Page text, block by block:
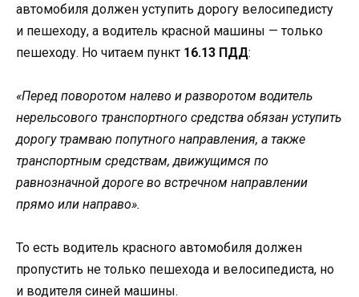
автомобиля должен уступить дорогу велосипедисту
и пешеходу, а водитель красной машины — только
пешеходу. Но читаем пункт 16.13 ПДД:
«Перед поворотом налево и разворотом водитель
нерельсового транспортного средства обязан уступить
дорогу трамваю попутного направления, а также
транспортным средствам, движущимся по
равнозначной дороге во встречном направлении
прямо или направо».
То есть водитель красного автомобиля должен
пропустить не только пешехода и велосипедиста, но
и водителя синей машины.